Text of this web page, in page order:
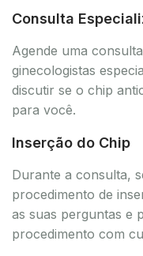
Consulta
Agende uma
ginecologistas
discutir se o chip
para você.
Inserção do Chip
Durante a consulta,
procedimento de
as suas perguntas e
procedimento com